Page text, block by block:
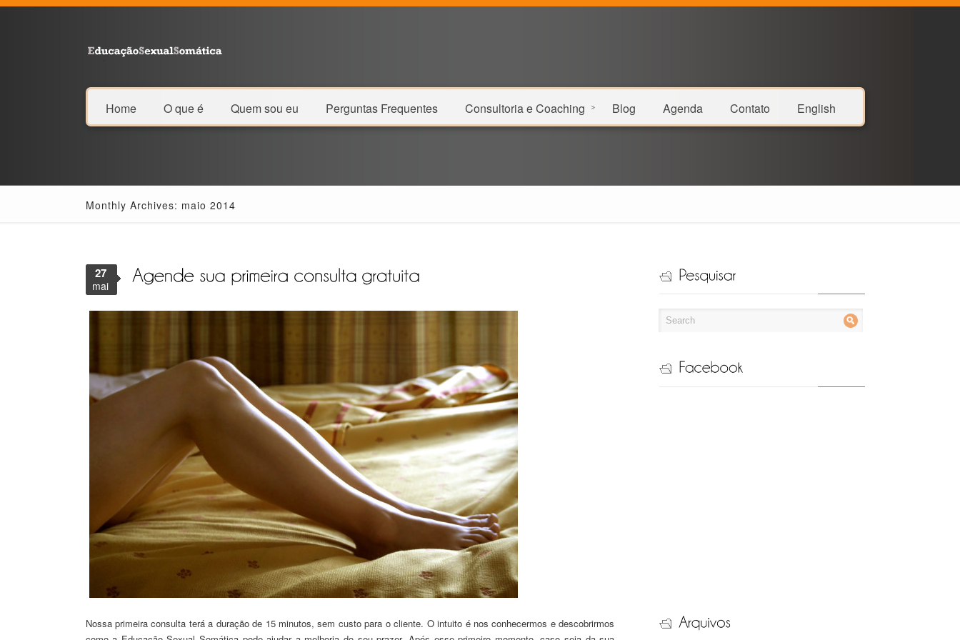
Home O que é Quem sou eu Perguntas Frequentes Consultoria e Coaching Blog Agenda Contato English
Monthly Archives: maio 2014
27
mai
Nossa primeira consulta terá a duração de 15 minutos, sem custo para o cliente. O intuito é nos conhecermos e descobrirmos